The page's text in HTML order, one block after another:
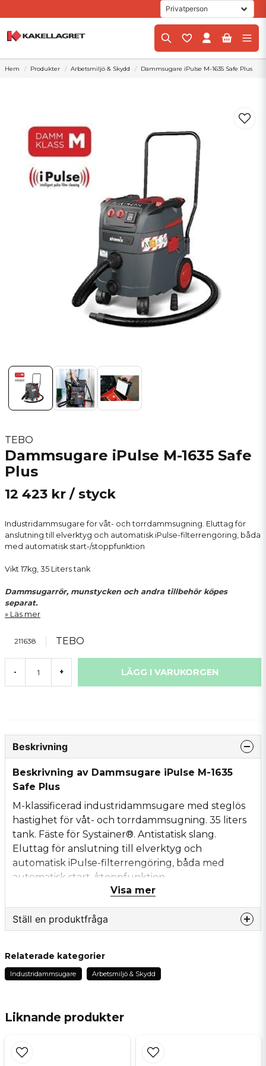
Hem Produkter Arbetsmiljö & Skydd Dammsugare iPulse M-1635 Safe Plus
TEBO
Dammsugare iPulse M-1635 Safe
Plus
12 423 kr / styck
Industridammsugare för våt- och torrdammsugning. Eluttag för
anslutning till elverktyg och automatisk iPulse-filterrengöring, båda
med automatisk start-/stoppfunktion
Vikt 17kg, 35 Liters tank
Dammsugarrör, munstycken och andra tillbehör köpes
separat.
Läs mer
211638 TEBO
- + LÄGG I VARUKORGEN
Liknande produkter
Beskrivning
Beskrivning av Dammsugare iPulse M-1635
Safe Plus
M-klassificerad industridammsugare med steglös
hastighet för våt- och torrdammsugning. 35 liters
tank. Fäste för Systainer®. Antistatisk slang.
Eluttag för anslutning till elverktyg och
automatisk iPulse-filterrengöring, båda med
automatisk start-/stoppfunktion.
Elektromagnetisk polyesterfilter med iPulse-
funktion som rengör filtret utan avbrott vid
användning. Används med eller utan påse samt
med HEPA H13/H14 filter. Vattennivåsensor. Enkel
Tillbehör som t.ex. dammsugarrör och
munstycken köpes separat. Komplettera med PE-
• Komplettera med PE-påse FBPE 25/35 för arbete
Visa mer
Ställ en produktfråga
Fråga oss något om denna produkten...
Namn
email
Mejladress
Relaterade kategorier
Industridammsugare Arbetsmiljö & Skydd